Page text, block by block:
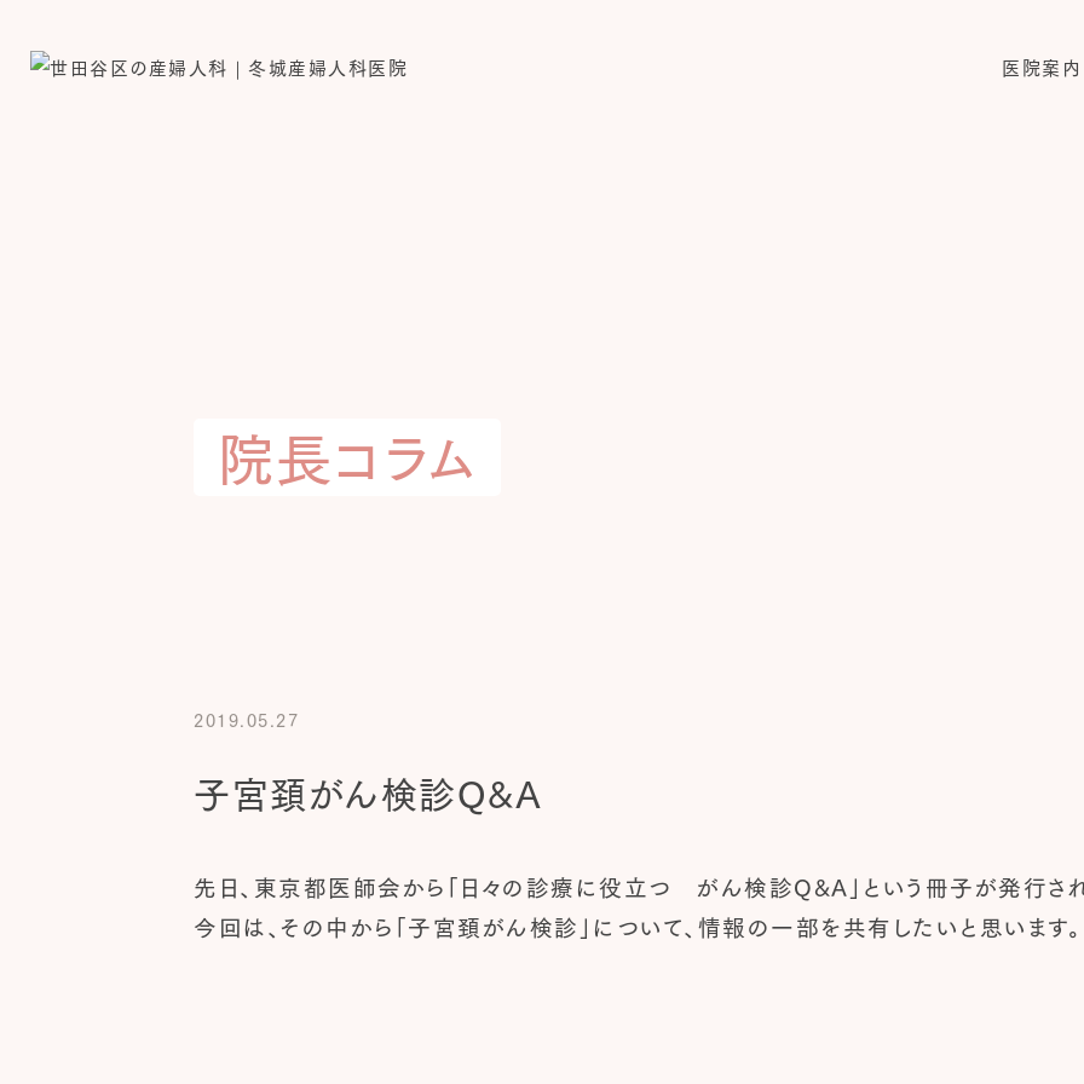
医院案内
院長コラム
2019.05.27
子宮頚がん検診Q&A
先日、東京都医師会から「日々の診療に役立つ がん検診Q&A」という冊子が発行さ
今回は、その中から「子宮頚がん検診」について、情報の一部を共有したいと思います。